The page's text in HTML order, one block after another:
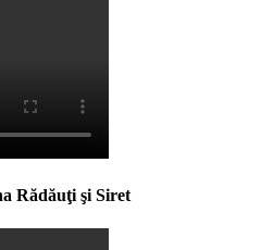
Rădăuţi şi Siret